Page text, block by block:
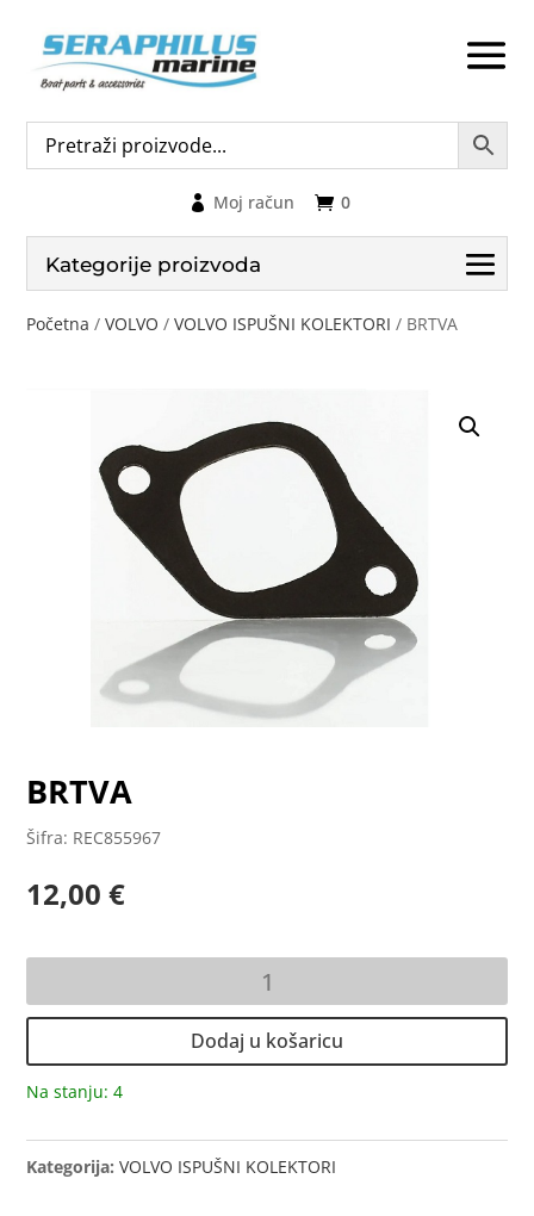
0
Moj račun
Kategorije proizvoda
Početna /VOLVO /VOLVO ISPUŠNI KOLEKTORI / BRTVA
BRTVA
Šifra: REC855967
12,00€
Dodaj u košaricu
Na stanju: 4
Kategorija:VOLVO ISPUŠNI KOLEKTORI